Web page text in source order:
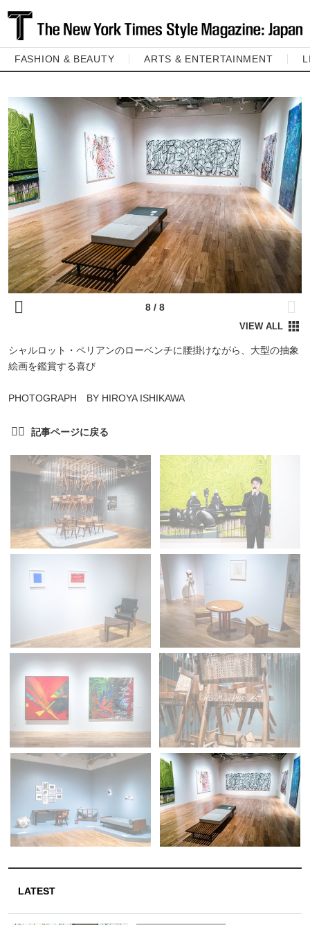
FASHION & BEAUTY ARTS & ENTERTAINMENT
シャルロット・ペリアンのローベンチに腰掛けながら、大型の抽象
絵画を鑑賞する喜び
PHOTOGRAPH BY HIROYA ISHIKAWA
LATEST